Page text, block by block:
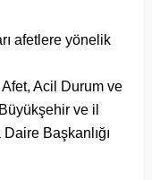
afetlere yönelik
Acil Durum ve
ve il
Başkanlığı